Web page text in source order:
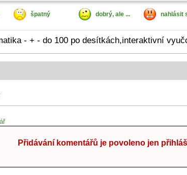
špatný dobrý, ale ... nahlásit
- + - do 100 po desítkách,interaktivní
Přidávání komentářů je povoleno jen